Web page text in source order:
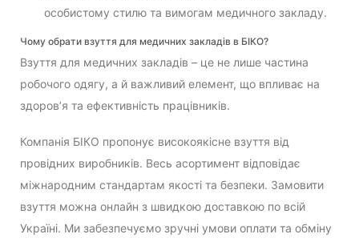
особистому стилю та вимогам медичного закладу.
Чому обрати взуття для медичних закладів в БІКО?
Взуття для медичних закладів – це не лише частина
робочого одягу, а й важливий елемент, що впливає на
здоров’я та ефективність працівників.
Компанія БІКО пропонує високоякісне взуття від
провідних виробників. Весь асортимент відповідає
міжнародним стандартам якості та безпеки. Замовити
взуття можна онлайн з швидкою доставкою по всій
Україні. Ми забезпечуємо зручні умови оплати та обміну